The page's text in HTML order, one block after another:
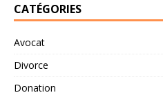
CATÉGORIES
Avocat
Divorce
Donation